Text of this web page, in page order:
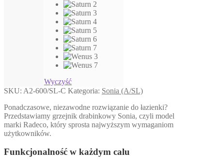
Wyczyść
SKU: A2-600/SL-C Kategoria: Sonia (A/SL)
Ponadczasowe, niezawodne rozwiązanie do łazienki?
Przedstawiamy grzejnik drabinkowy Sonia, czyli model
marki Radeco, który sprosta najwyższym wymaganiom
użytkowników.
Funkcjonalność w każdym calu